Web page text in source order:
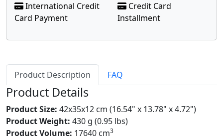
International Credit
Card Payment
Credit Card
Installment
Product Description FAQ
Product Details
Product Size: 42x35x12 cm (16.54" x 13.78" x 4.72")
Product Weight: 430 g (0.95 lbs)
Product Volume: 17640 cm3